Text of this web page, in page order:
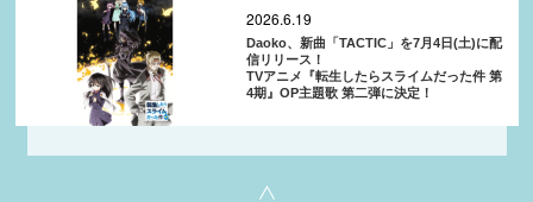
2026.6.19
Daoko、新曲「TACTIC」を7月4日(土)に配
信リリース！
TVアニメ『転生したらスライムだった件 第
4期』OP主題歌 第二弾に決定！